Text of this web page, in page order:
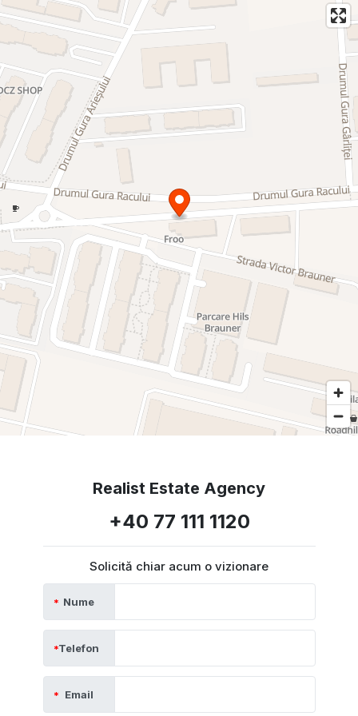
modern și echilibrat.
Realist Estate Agency
+40 77 111 1120
Solicită chiar acum o vizionare
Nume
Telefon
Email